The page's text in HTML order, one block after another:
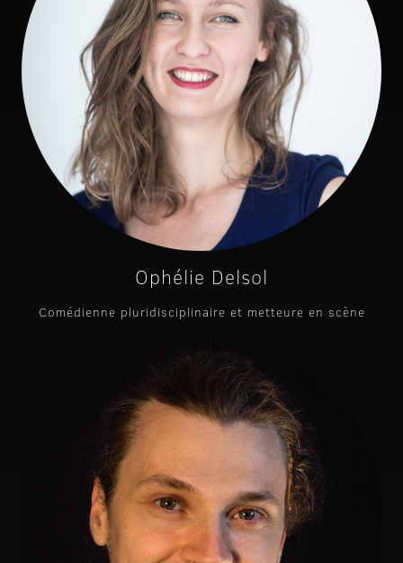
Ophélie Delsol
Comédienne pluridisciplinaire et metteure en scène